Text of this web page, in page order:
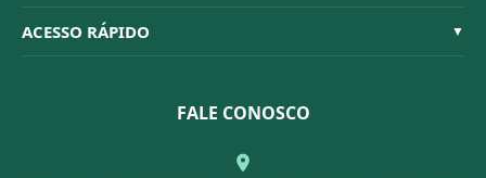
Organograma
Conselheiros
Código de Ética
Dúvidas Frequentes
Resoluções
ACESSO RÁPIDO ▼
FALE CONOSCO